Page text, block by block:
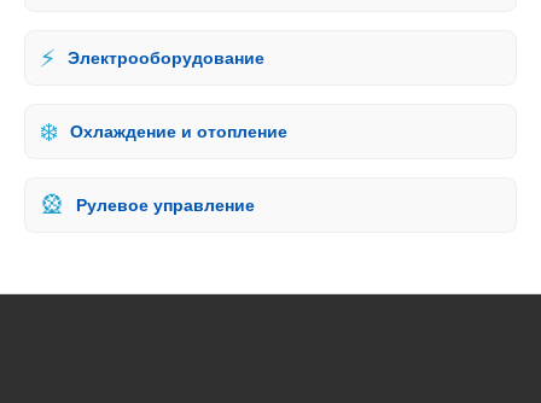
⚡ Электрооборудование
❄️ Охлаждение и отопление
🎡 Рулевое управление